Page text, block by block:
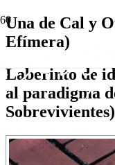
Una de Cal y
Efímera)
Laberinto de
al paradigma
Sobrevivientes)